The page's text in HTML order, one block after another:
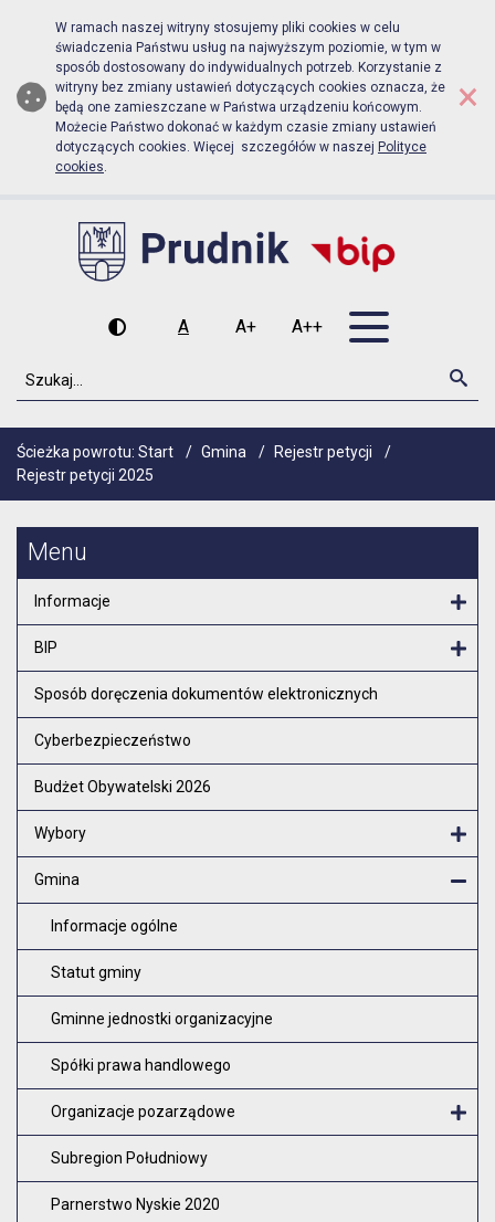
Biuletyn Informacji Publicznej
Przejdź do menu głównego
Przejdź do głównej zawartości
W ramach naszej witryny stosujemy pliki cookies w celu
świadczenia Państwu usług na najwyższym poziomie, w tym w
sposób dostosowany do indywidualnych potrzeb. Korzystanie z
witryny bez zmiany ustawień dotyczących cookies oznacza, że
będą one zamieszczane w Państwa urządzeniu końcowym.
Możecie Państwo dokonać w każdym czasie zmiany ustawień
dotyczących cookies. Więcej szczegółów w naszej Polityce
cookies.
×
Wysoki kontrast
A
Czcionka domyślna
A+
Czcionka średnia
A++
Czcionka duża
Szukaj
Ścieżka powrotu: Start / Gmina / Rejestr petycji
/
Rejestr petycji 2025
Menu
Informacje
BIP
Sposób doręczenia dokumentów elektronicznych
Cyberbezpieczeństwo
Budżet Obywatelski 2026
Wybory
Gmina
Informacje ogólne
Statut gminy
Gminne jednostki organizacyjne
Spółki prawa handlowego
Organizacje pozarządowe
Subregion Południowy
Parnerstwo Nyskie 2020